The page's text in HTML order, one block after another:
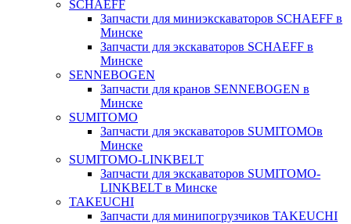
SCHAEFF
Запчасти для миниэкскаваторов SCHAEFF в
Минске
Запчасти для экскаваторов SCHAEFF в
Минске
SENNEBOGEN
Запчасти для кранов SENNEBOGEN в
Минске
SUMITOMO
Запчасти для экскаваторов SUMITOMOв
Минске
SUMITOMO-LINKBELT
Запчасти для экскаваторов SUMITOMO-
LINKBELT в Минске
TAKEUCHI
Запчасти для минипогрузчиков TAKEUCHI